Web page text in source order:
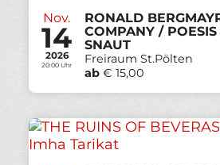
Nov.
14
2026
20:00 Uhr
RONALD
COMPANY /
SNAUT
Freiraum St.Pölten
ab € 15,00